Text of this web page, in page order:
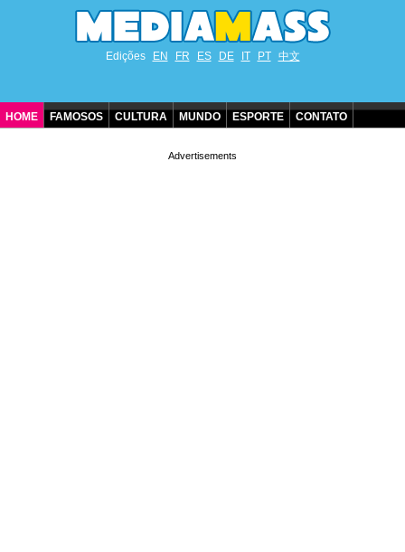
Edições EN FR ES DE IT PT 中文
HOME FAMOSOS CULTURA MUNDO ESPORTE CONTATO